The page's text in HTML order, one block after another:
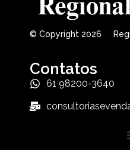
© Copyright 2026
Contatos
61 98200-3640